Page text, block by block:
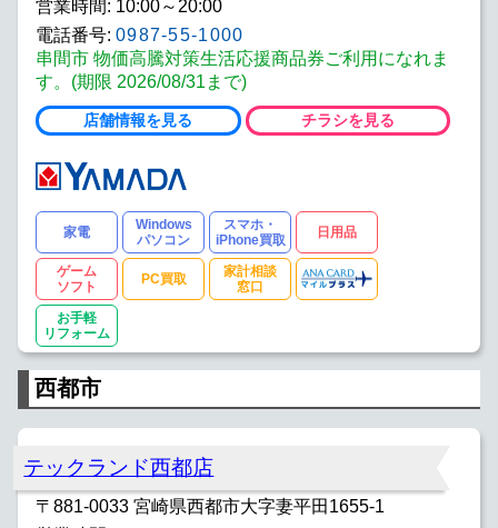
営業時間: 10:00～20:00
電話番号: 0987-55-1000
串間市 物価高騰対策生活応援商品券ご利用になれま
す。(期限 2026/08/31まで)
店舗情報を見る チラシを見る
家電
Windows
パソコン
スマホ・
iPhone買取
日用品
ゲーム
ソフト
PC買取
家計相談
窓口
お手軽
リフォーム
西都市
テックランド西都店
〒881-0033 宮崎県西都市大字妻平田1655-1